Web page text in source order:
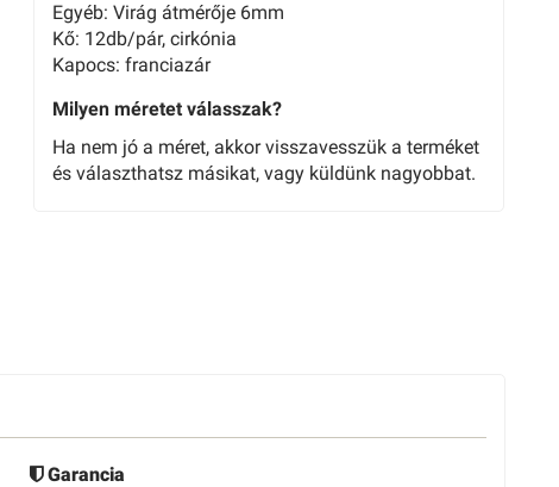
Egyéb: Virág átmérője 6mm
Kő: 12db/pár, cirkónia
Kapocs: franciazár
Milyen méretet válasszak?
Ha nem jó a méret, akkor visszavesszük a terméket
és választhatsz másikat, vagy küldünk nagyobbat.
Garancia